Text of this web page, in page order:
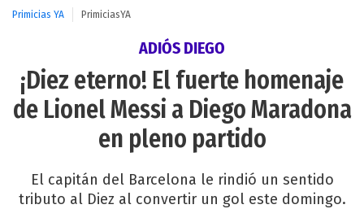
Primicias YA PrimiciasYA
ADIÓS DIEGO
¡Diez eterno! El fuerte homenaje
de Lionel Messi a Diego Maradona
en pleno partido
El capitán del Barcelona le rindió un sentido
tributo al Diez al convertir un gol este domingo.